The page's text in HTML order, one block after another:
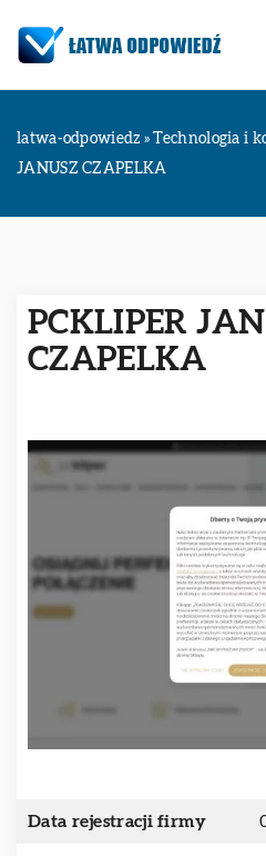
latwa-odpowiedz »Technologia i
JANUSZ CZAPELKA
PCKLIPER
CZAPELKA
Data rejestracji firmy